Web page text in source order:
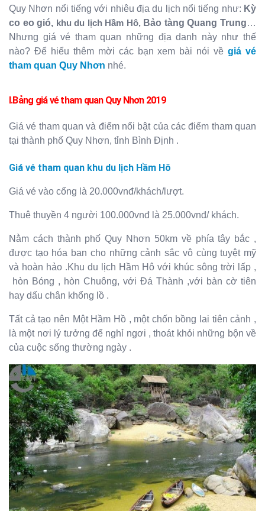
Quy Nhơn nổi tiếng với nhiêu địa du lịch nổi tiếng như: Kỳ
co eo gió, khu du lịch Hầm Hô, Bảo tàng Quang Trung…
Nhưng giá vé tham quan những địa danh này như thế
nào? Để hiểu thêm mời các bạn xem bài nói vềgiá vé
tham quan Quy Nhơn nhé.
I.Bảng giá vé tham quan Quy Nhơn 2019
Giá vé tham quan và điểm nổi bật của các điểm tham quan
tại thành phố Quy Nhơn, tỉnh Bình Định .
Giá vé tham quan khu du lịch Hầm Hô
Giá vé vào cổng là 20.000vnđ/khách/lượt.
Thuê thuyền 4 người 100.000vnđ là 25.000vnđ/ khách.
Nằm cách thành phố Quy Nhơn 50km về phía tây bắc ,
được tạo hóa ban cho những cảnh sắc vô cùng tuyệt mỹ
và hoàn hảo .Khu du lịch Hầm Hô với khúc sông trời lấp ,
hòn Bóng , hòn Chuông, với Đá Thành ,với bàn cờ tiên
hay dấu chân khổng lồ .
Tất cả tạo nên Một Hầm Hồ , một chốn bồng lai tiên cảnh ,
là một nơi lý tưởng để nghỉ ngơi , thoát khỏi những bộn về
của cuộc sống thường ngày .